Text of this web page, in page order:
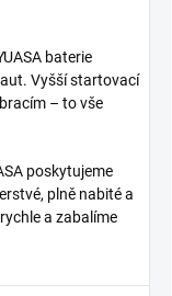
baterie
Vyšší startovací
– to vše
poskytujeme
plně nabité a
a zabalíme